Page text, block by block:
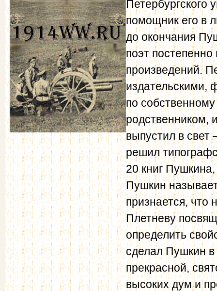
Петербургского
помощник его в
до окончания
поэт
произведений.
издательскими,
по
родственником,
выпустил в свет
решил
20 книг
Пушкин
признается, что
Плетневу
определить
сделал Пушкин
прекрасной,
высоких дум и